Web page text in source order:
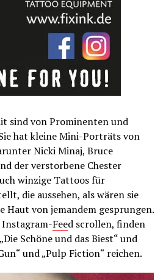
sind von Prominenten und
hat kleine Mini-Porträts von
Nicki Minaj, Bruce
der verstorbene Chester
winzige Tattoos für
die aussehen, als wären sie
Haut von jemandem gesprungen.
Instagram-Feed scrollen, finden
Schöne und das Biest“ und
und „Pulp Fiction“ reichen.